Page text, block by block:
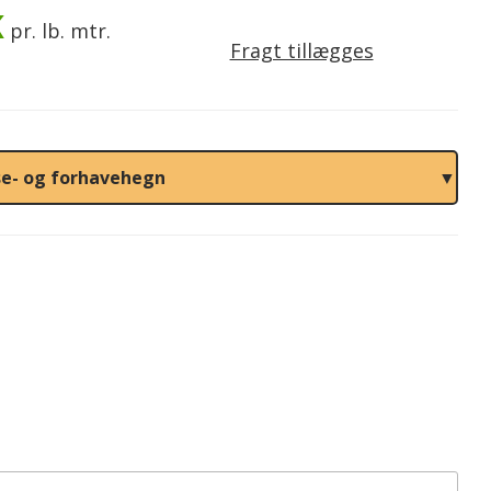
pr. lb. mtr.
Fragt tillægges
og forhavehegn